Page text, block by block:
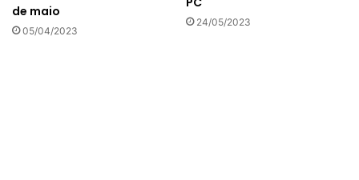
de maio
05/04/2023
24/05/2023